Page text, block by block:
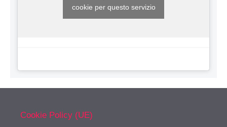
cookie per questo servizio
Cookie Policy (UE)